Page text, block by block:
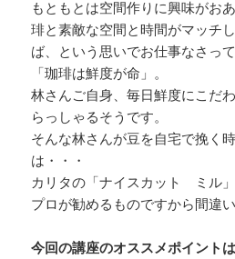
もともとは空間作りに興味がお
琲と素敵な空間と時間がマッチ
ば、という思いでお仕事なさっ
「珈琲は鮮度が命」。
林さんご自身、毎日鮮度にこだ
らっしゃるそうです。
そんな林さんが豆を自宅で挽く
は・・・
カリタの「ナイスカット ミル」
プロが勧めるものですから間違
今回の講座のオススメポイント